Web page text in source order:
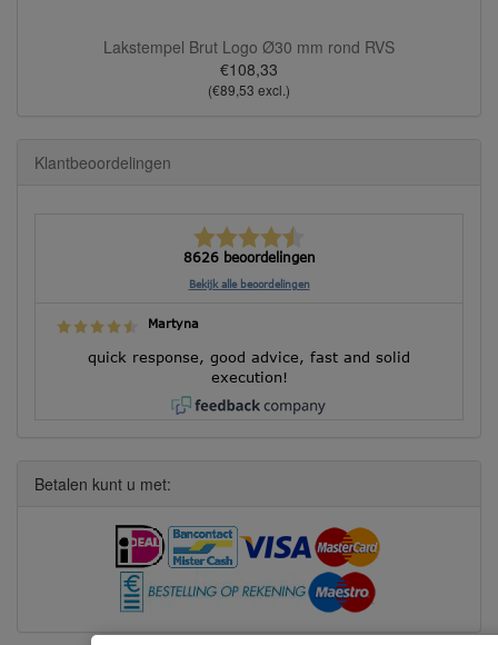
Lakstempel Brut Logo Ø30 mm rond RVS
€108,33
(€89,53 excl.)
Klantbeoordelingen
8626 beoordelingen
Bekijk alle beoordelingen
Martyna
quick response, good advice, fast and solid
execution!
Betalen kunt u met: